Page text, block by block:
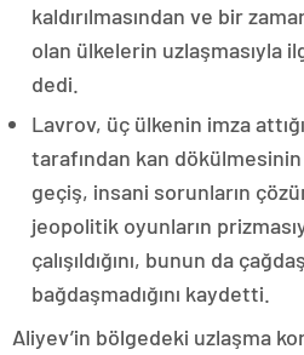
kaldırılmasından ve bir
olan ülkelerin uzlaşmasıyla
dedi.
Lavrov, üç ülkenin imza
tarafından kan dökülmesinin
geçiş, insani sorunların
jeopolitik oyunların
çalışıldığını, bunun da
bağdaşmadığını kaydetti.
Aliyev’in bölgedeki uzlaşma